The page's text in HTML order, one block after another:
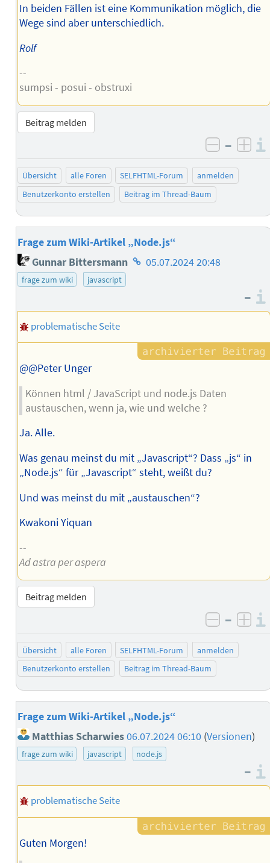
In beiden Fällen ist eine Kommunikation möglich, die
Wege sind aber unterschiedlich.
Rolf
--
sumpsi - posui - obstruxi
Beitrag melden
negativ
–
Übersicht alle Foren SELFHTML-Forum
anmelden
Benutzerkonto erstellen
Beitrag im Thread-Baum
Frage zum Wiki-Artikel „Node.js“
Gunnar Bittersmann Homepage
05.07.2024 20:48
frage zum wiki javascript
–
problematische Seite
@@Peter Unger
Können html / JavaScript und node.js Daten
austauschen, wenn ja, wie und welche ?
Ja. Alle.
Was genau meinst du mit „Javascript“? Dass „js“ in
„Node.js“ für „Javascript“ steht, weißt du?
Und was meinst du mit „austauschen“?
Kwakoni Yiquan
--
Ad astra per aspera
Beitrag melden
negativ
–
Übersicht alle Foren SELFHTML-Forum
anmelden
Benutzerkonto erstellen
Beitrag im Thread-Baum
Frage zum Wiki-Artikel „Node.js“
Matthias Scharwies06.07.2024 06:10 (Versionen)
frage zum wiki javascript node.js
–
problematische Seite
Guten Morgen!